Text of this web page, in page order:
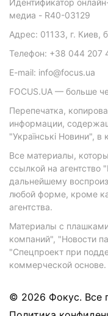
Идентификатор
медиа - R40-03129
Адрес: 01133, г. Киев,
Телефон: +38 044 207
E-mail: info@focus.ua
FOCUS.UA — больше
Перепечатка,
информации,
"Українські Новини",
Все материалы,
ссылкой на агентство
дальнейшему
любой форме, кроме
агентства.
Материалы с
компаний", "Новости
"Спецпроект при
коммерческой основе.
© 2026 Фокус. Все